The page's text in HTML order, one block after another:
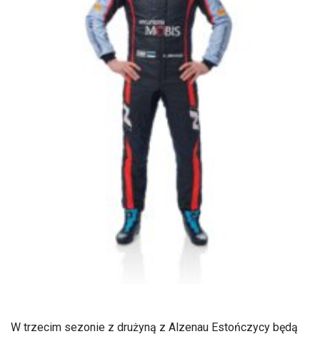
W trzecim sezonie z drużyną z Alzenau Estończycy będą